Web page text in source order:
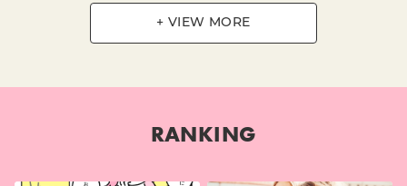
+ VIEW MORE
RANKING